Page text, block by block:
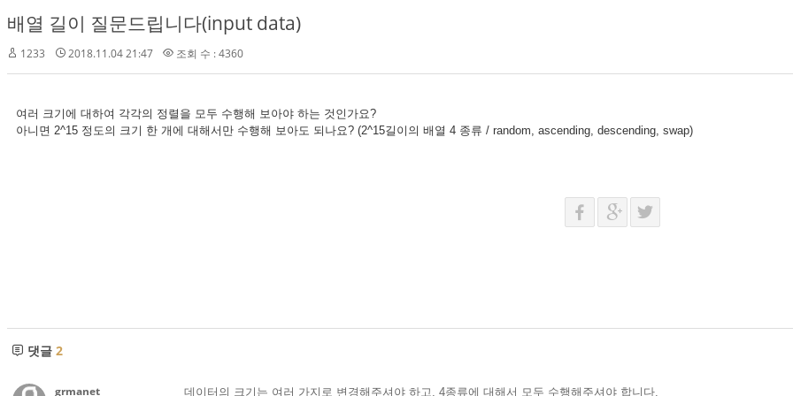
배열 길이 질문드립니다(input data)
1233 2018.11.04 21:47 조회 수 : 4360
여러 크기에 대하여 각각의 정렬을 모두 수행해 보아야 하는 것인가요?
아니면 2^15 정도의 크기 한 개에 대해서만 수행해 보아도 되나요? (2^15길이의 배열 4 종류 / random, ascending, descending, swap)
댓글 2
grmanet 데이터의 크기는 여러 가지로 변경해주셔야 하고, 4종류에 대해서 모두 수행해주셔야 합니다.